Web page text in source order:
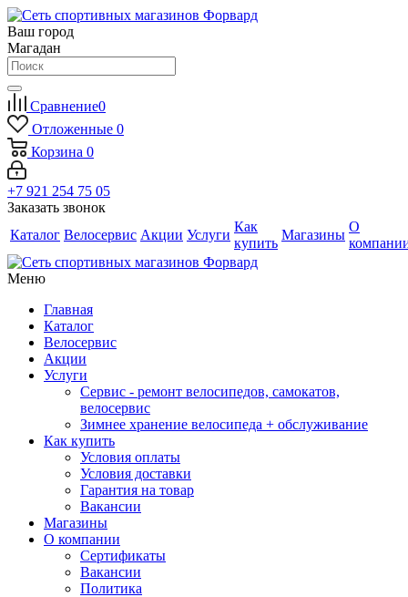
Ваш город
Магадан
Сравнение0
Отложенные 0
Корзина 0
+7 921 254 75 05
Заказать звонок
Каталог Велосервис Акции Услуги
Как
купить
Магазины
О
Меню
Главная
Каталог
Велосервис
Акции
Услуги
Сервис - ремонт велосипедов, самокатов,
велосервис
Зимнее хранение велосипеда + обслуживание
Как купить
Условия оплаты
Условия доставки
Гарантия на товар
Вакансии
Магазины
О компании
Сертификаты
Вакансии
Политика